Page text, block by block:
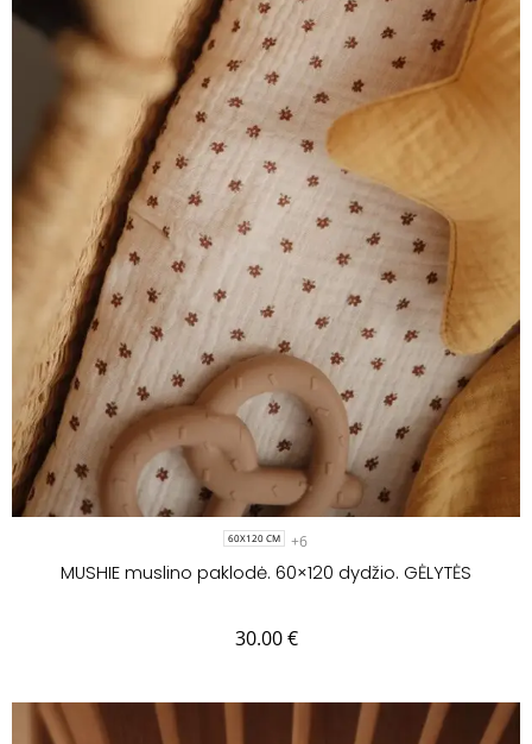
60X120 CM +6
MUSHIE muslino paklodė. 60×120 dydžio. GĖLYTĖS
30.00€